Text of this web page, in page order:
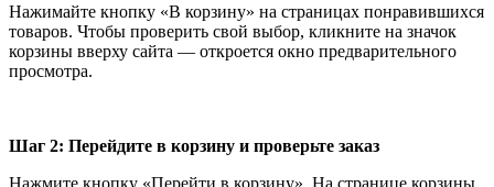
Нажимайте кнопку «В корзину» на страницах понравившихся
товаров. Чтобы проверить свой выбор, кликните на значок
корзины вверху сайта — откроется окно предварительного
просмотра.
Шаг 2: Перейдите в корзину и проверьте заказ
Нажмите кнопку «Перейти в корзину». На странице корзины